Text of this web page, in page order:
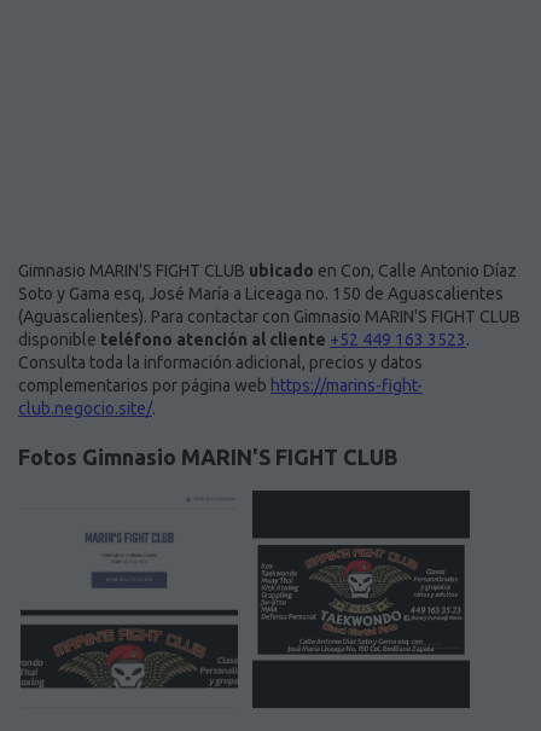
Gimnasio MARIN'S FIGHT CLUB ubicado en Con, Calle Antonio Díaz
Soto y Gama esq, José María a Liceaga no. 150 de Aguascalientes
(Aguascalientes). Para contactar con Gimnasio MARIN'S FIGHT CLUB
disponible teléfono atención al cliente +52 449 163 3523.
Consulta toda la información adicional, precios y datos
complementarios por página web https://marins-fight-
club.negocio.site/.
Fotos Gimnasio MARIN'S FIGHT CLUB